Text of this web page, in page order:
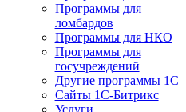
Программы для
ломбардов
Программы для НКО
Программы для
госучреждений
Другие программы 1С
Сайты 1С-Битрикс
Услуги